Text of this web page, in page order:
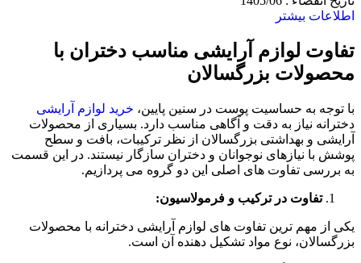
اطلاعات بیشتر
تفاوت لوازم آرایشی مناسب دختران با
محصولات بزرگسالان
با توجه به حساسیت پوست در سنین پایین، خرید لوازم آرایشی
دخترانه نیاز به دقت و آگاهی مناسب دارد. بسیاری از محصولات
آرایشی و بهداشتی بزرگسالان از نظر ترکیبات، بافت و سطح
پوشش با نیازهای نوجوانان و دختران سازگار نیستند. در این قسمت
به بررسی تفاوت های اصلی این دو گروه می پردازیم.
تفاوت در ترکیب و فرمولاسیون:
یکی از مهم ترین تفاوت های لوازم آرایشی دخترانه با محصولات
بزرگسالان، نوع مواد تشکیل دهنده آن است.